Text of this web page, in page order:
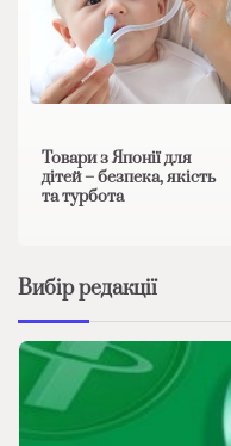
Товари з Японії для
дітей – безпека, якість
та турбота
Вибір редакції